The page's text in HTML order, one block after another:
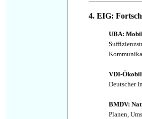
4. EIG:
UBA:
VDI-
Deutscher
BMDV:
Planen,